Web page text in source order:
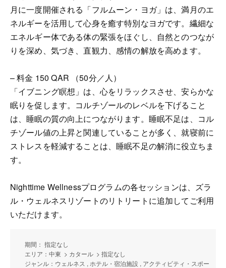
月に一度開催される「フルムーン・ヨガ」は、満月のエ
ネルギーを活用して心身を癒す特別なヨガです。繊細な
エネルギー体である体の緊張をほぐし、自然とのつなが
りを深め、気づき、直観力、感情の解放を高めます。
– 料金 150 QAR （50分／人）
「イブニング瞑想」は、心をリラックスさせ、安らかな
眠りを促します。コルチゾールのレベルを下げること
は、睡眠の質の向上につながります。睡眠不足は、コル
チゾール値の上昇と関連していることが多く、就寝前に
ストレスを軽減することは、睡眠不足の解消に役立ちま
す。
Nighttime Wellnessプログラムの各セッションは、ズラ
ル・ウェルネスリゾートのリトリートに追加してご利用
いただけます。
期間： 指定なし
エリア：中東 > カタール > 指定なし
ジャンル：ウェルネス , ホテル・宿泊施設 , アクティビティ・スポー